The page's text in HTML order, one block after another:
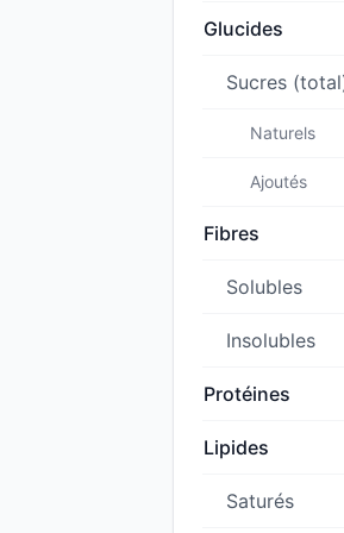
Glucides
Sucres
Naturels
Ajoutés
Fibres
Solubles
Insolubles
Protéines
Lipides
Saturés